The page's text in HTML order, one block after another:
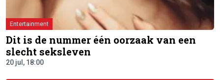
Entertainment
Dit is de nummer één oorzaak van een
slecht seksleven
20 jul, 18:00